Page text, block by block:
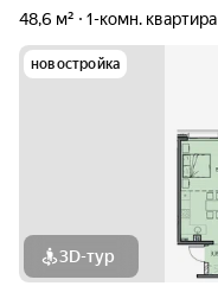
48,6 м² 1-комн. квартира
новостройка
3D-тур